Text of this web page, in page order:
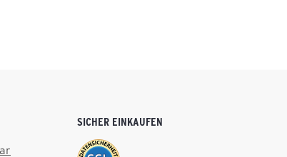
SICHER EINKAUFEN